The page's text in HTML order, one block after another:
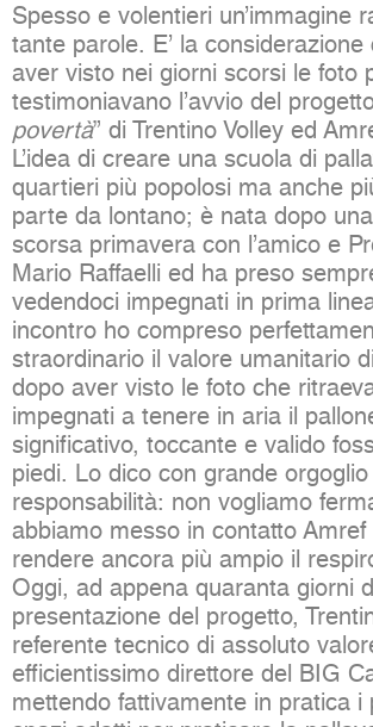
Spesso e volentieri un’immagine
tante parole. E’ la
aver visto nei giorni scorsi le foto
testimoniavano l’avvio del
povertà” di Trentino Volley ed
L’idea di creare una scuola di
quartieri più popolosi ma anche
parte da lontano; è nata dopo
scorsa primavera con l’amico e
Mario Raffaelli ed ha preso
vedendoci impegnati in prima
incontro ho compreso
straordinario il valore umanitario
dopo aver visto le foto che
impegnati a tenere in aria il
significativo, toccante e valido
piedi. Lo dico con grande
responsabilità: non vogliamo
abbiamo messo in contatto
rendere ancora più ampio il
Oggi, ad appena quaranta giorni
presentazione del progetto,
referente tecnico di assoluto
efficientissimo direttore del BIG
mettendo fattivamente in pratica